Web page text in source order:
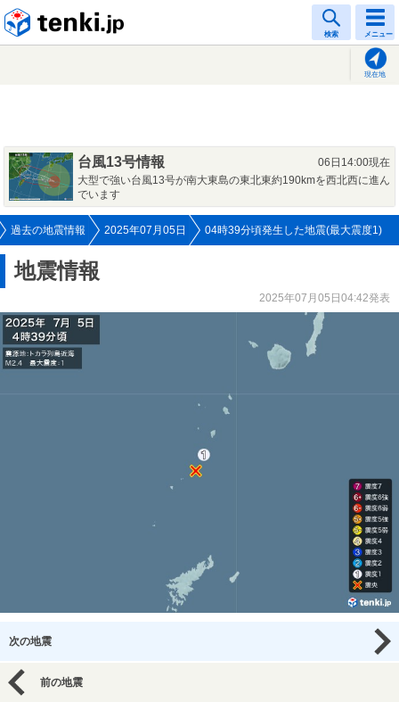
検索 メニュー
現在地
台風13号情報
06日14:00現在
大型で強い台風13号が南大東島の東北東約190kmを西北西に進ん
でいます
過去の地震情報 2025年07月05日 04時39分頃発生した地震(最大震度1)
地震情報
2025年07月05日04:42発表
次の地震
前の地震